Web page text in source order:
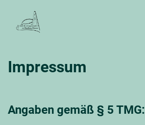
Impressum
Angaben gemäß § 5 TMG: